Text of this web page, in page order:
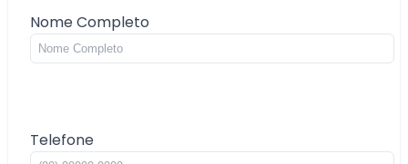
Nome Completo
Telefone